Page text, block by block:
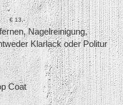
Nagelreinigung,
Klarlack oder Politur
Coat